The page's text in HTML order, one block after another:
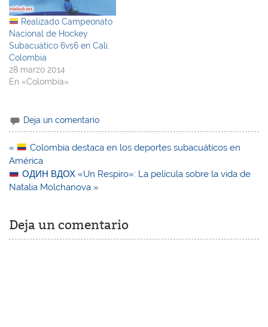
Realizado Campeonato
Nacional de Hockey
Subacuático 6vs6 en Cali,
Colombia
28 marzo 2014
En «Colombia»
Deja un comentario
Navegación
de
entradas
«
Colombia destaca en los deportes subacuáticos en
América
ОДИН ВДОХ «Un Respiro»: La película sobre la vida de
Natalia Molchanova »
Deja un comentario